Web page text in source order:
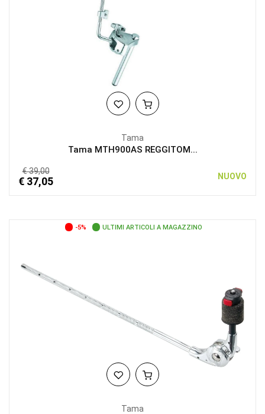
Tama
Tama MTH900AS REGGITOM...
€ 39,00
€ 37,05 NUOVO
-5% ULTIMI ARTICOLI A MAGAZZINO
Tama